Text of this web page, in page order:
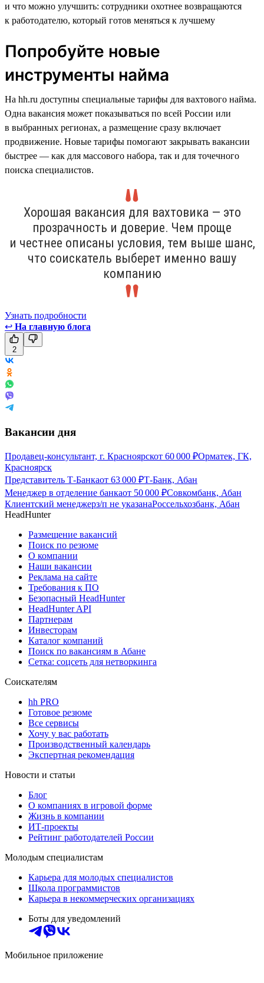
и что можно улучшить: сотрудники охотнее возвращаются
к работодателю, который готов меняться к лучшему
Попробуйте новые
инструменты найма
На hh.ru доступны специальные тарифы для вахтового найма.
Одна вакансия может показываться по всей России или
в выбранных регионах, а размещение сразу включает
продвижение. Новые тарифы помогают закрывать вакансии
быстрее — как для массового набора, так и для точечного
поиска специалистов.
Хорошая вакансия для вахтовика — это
прозрачность и доверие. Чем проще
и честнее описаны условия, тем выше шанс,
что соискатель выберет именно вашу
компанию
Узнать подробности
↩ На главную блога
2
Вакансии дня
Продавец-консультант, г. Красноярскот 60 000 ₽Орматек, ГК,
Красноярск
Представитель Т-Банкаот 63 000 ₽Т-Банк, Абан
Менеджер в отделение банкаот 50 000 ₽Совкомбанк, Абан
Клиентский менеджерз/п не указанаРоссельхозбанк, Абан
HeadHunter
Размещение вакансий
Поиск по резюме
О компании
Наши вакансии
Реклама на сайте
Требования к ПО
Безопасный HeadHunter
HeadHunter API
Партнерам
Инвесторам
Каталог компаний
Поиск по вакансиям в Абане
Сетка: соцсеть для нетворкинга
Соискателям
hh PRO
Готовое резюме
Все сервисы
Хочу у вас работать
Производственный календарь
Экспертная рекомендация
Новости и статьи
Блог
О компаниях в игровой форме
Жизнь в компании
ИТ-проекты
Рейтинг работодателей России
Молодым специалистам
Карьера для молодых специалистов
Школа программистов
Карьера в некоммерческих организациях
Боты для уведомлений
Мобильное приложение